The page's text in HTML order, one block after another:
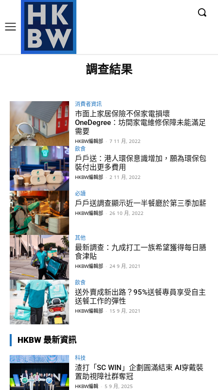
調查結果
消費者資訊
市面上家居保險不保家電損壞
OneDegree：坊間家電維修保障未能滿足
需要
HKBW編輯部 - 7 11 月, 2022
飲食
戶戶送：港人環保意識增加，願為環保包
裝付出更多費用
HKBW編輯部 - 2 11 月, 2022
必讀
戶戶送調查顯示近一半餐廳於第三季加薪
HKBW編輯部 - 26 10 月, 2022
其他
最新調查：九成打工一族希望獲得每日膳
食津貼
HKBW編輯部 - 24 9 月, 2021
飲食
送外賣成新出路？95%送餐專員享受自主
送餐工作的彈性
HKBW編輯部 - 15 9 月, 2021
HKBW 最新資訊
科技
渣打「SC WIN」企劃圓滿結束 AI穿戴裝
置助視障社群奪冠
HKBW編輯 - 5 9 月, 2025